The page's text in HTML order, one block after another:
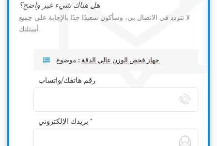
هل هناك شيء غير واضح؟
لا تتردد في الاتصال بي، وسأكون سعيدًا جدًا بالإجابة على جميع
أسئلتك.
موضوع : جهاز فحص الوزن عالي الدقة
رقم هاتفك/واتساب
بريدك الإلكتروني *